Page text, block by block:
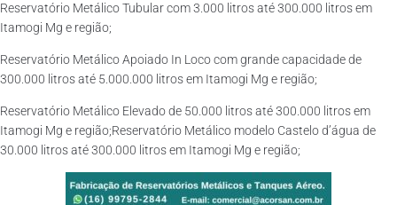
Reservatório Metálico Tubular com 3.000 litros até 300.000 litros em
Itamogi Mg e região;
Reservatório Metálico Apoiado In Loco com grande capacidade de
300.000 litros até 5.000.000 litros em Itamogi Mg e região;
Reservatório Metálico Elevado de 50.000 litros até 300.000 litros em
Itamogi Mg e região;Reservatório Metálico modelo Castelo d’água de
30.000 litros até 300.000 litros em Itamogi Mg e região;